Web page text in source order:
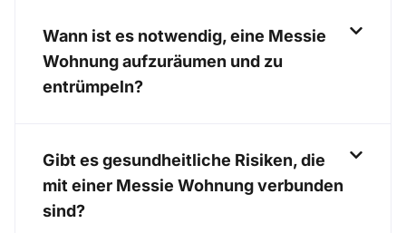
Wann ist es notwendig, eine Messie
Wohnung aufzuräumen und zu
entrümpeln?
Gibt es gesundheitliche Risiken, die
mit einer Messie Wohnung verbunden
sind?